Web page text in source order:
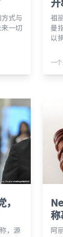
式与
一切
祖
曼
以
一
，源
阿